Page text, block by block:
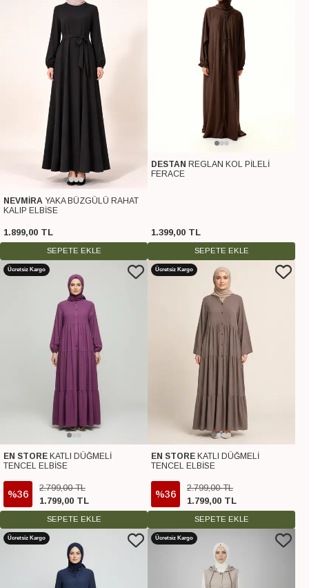
NEVMİRA YAKA BÜZGÜLÜ RAHAT
KALIP ELBİSE
1.899,00 TL
SEPETE EKLE
DESTAN REGLAN KOL PİLELİ
FERACE
1.399,00 TL
SEPETE EKLE
Ücretsiz Kargo
EN STORE KATLI DÜĞMELİ
TENCEL ELBİSE
%36
2.799,00 TL
1.799,00 TL
SEPETE EKLE
Ücretsiz Kargo
EN STORE KATLI DÜĞMELİ
TENCEL ELBİSE
%36
2.799,00 TL
1.799,00 TL
SEPETE EKLE
Ücretsiz Kargo Ücretsiz Kargo